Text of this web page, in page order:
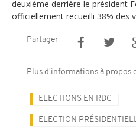
deuxième derrière le président
officiellement recueilli 38% des
Partager
Plus d'informations à propos
ELECTIONS EN RDC
ELECTION